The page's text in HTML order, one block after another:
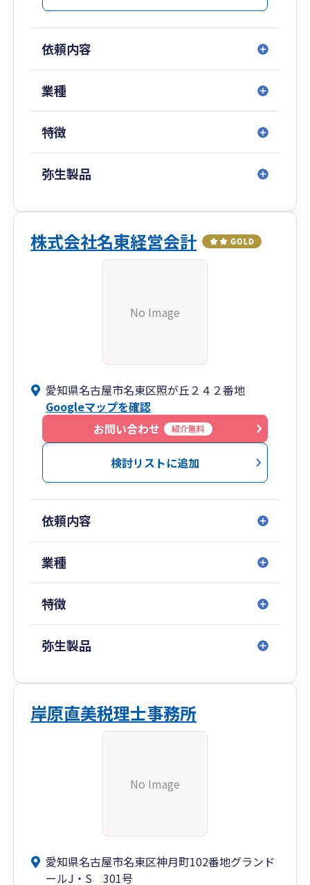
依頼内容
業種
特徴
弥生製品
株式会社名東経営会計
No Image
愛知県名古屋市名東区照が丘２４２番地
Googleマップを確認
お問い合わせ
紹介無料
検討リストに追加
依頼内容
業種
特徴
弥生製品
岸原直美税理士事務所
No Image
愛知県名古屋市名東区神月町102番地グランド
ールJ・S 301号